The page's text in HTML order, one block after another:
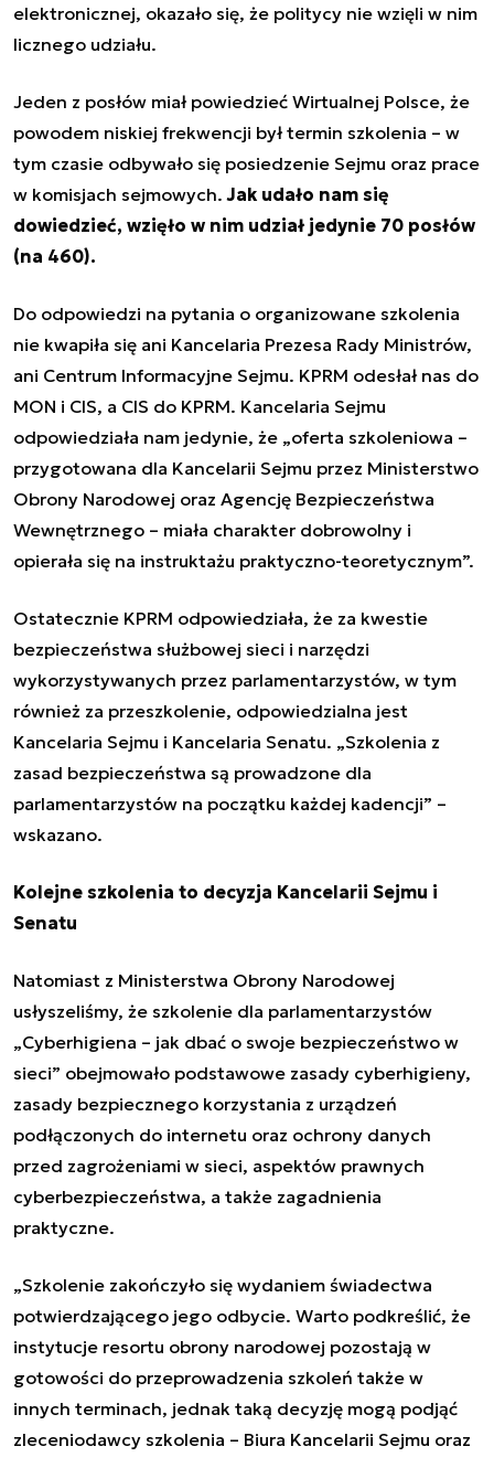
elektronicznej, okazało się, że politycy nie wzięli w nim
licznego udziału.
Jeden z posłów miał powiedzieć Wirtualnej Polsce, że
powodem niskiej frekwencji był termin szkolenia – w
tym czasie odbywało się posiedzenie Sejmu oraz prace
w komisjach sejmowych.Jak udało nam się
dowiedzieć, wzięło w nim udział jedynie 70 posłów
(na 460).
Do odpowiedzi na pytania o organizowane szkolenia
nie kwapiła się ani Kancelaria Prezesa Rady Ministrów,
ani Centrum Informacyjne Sejmu. KPRM odesłał nas do
MON i CIS, a CIS do KPRM. Kancelaria Sejmu
odpowiedziała nam jedynie, że „oferta szkoleniowa –
przygotowana dla Kancelarii Sejmu przez Ministerstwo
Obrony Narodowej oraz Agencję Bezpieczeństwa
Wewnętrznego – miała charakter dobrowolny i
opierała się na instruktażu praktyczno-teoretycznym”.
Ostatecznie KPRM odpowiedziała, że za kwestie
bezpieczeństwa służbowej sieci i narzędzi
wykorzystywanych przez parlamentarzystów, w tym
również za przeszkolenie, odpowiedzialna jest
Kancelaria Sejmu i Kancelaria Senatu. „Szkolenia z
zasad bezpieczeństwa są prowadzone dla
parlamentarzystów na początku każdej kadencji” –
wskazano.
Kolejne szkolenia to decyzja Kancelarii Sejmu i
Senatu
Natomiast z Ministerstwa Obrony Narodowej
usłyszeliśmy, że szkolenie dla parlamentarzystów
„Cyberhigiena – jak dbać o swoje bezpieczeństwo w
sieci” obejmowało podstawowe zasady cyberhigieny,
zasady bezpiecznego korzystania z urządzeń
podłączonych do internetu oraz ochrony danych
przed zagrożeniami w sieci, aspektów prawnych
cyberbezpieczeństwa, a także zagadnienia
praktyczne.
„Szkolenie zakończyło się wydaniem świadectwa
potwierdzającego jego odbycie. Warto podkreślić, że
instytucje resortu obrony narodowej pozostają w
gotowości do przeprowadzenia szkoleń także w
innych terminach, jednak taką decyzję mogą podjąć
zleceniodawcy szkolenia – Biura Kancelarii Sejmu oraz